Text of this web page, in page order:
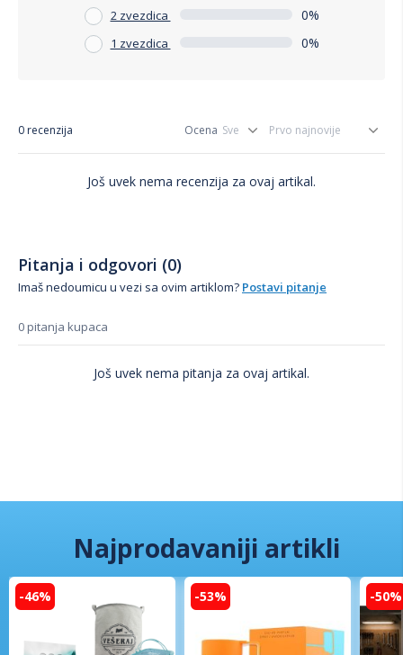
2 zvezdica 0%
1 zvezdica 0%
0 recenzija Ocena
Još uvek nema recenzija za ovaj artikal.
Pitanja i odgovori (0)
Imaš nedoumicu u vezi sa ovim artiklom? Postavi pitanje
0 pitanja kupaca
Još uvek nema pitanja za ovaj artikal.
Najprodavaniji artikli
-46% -53% -50%